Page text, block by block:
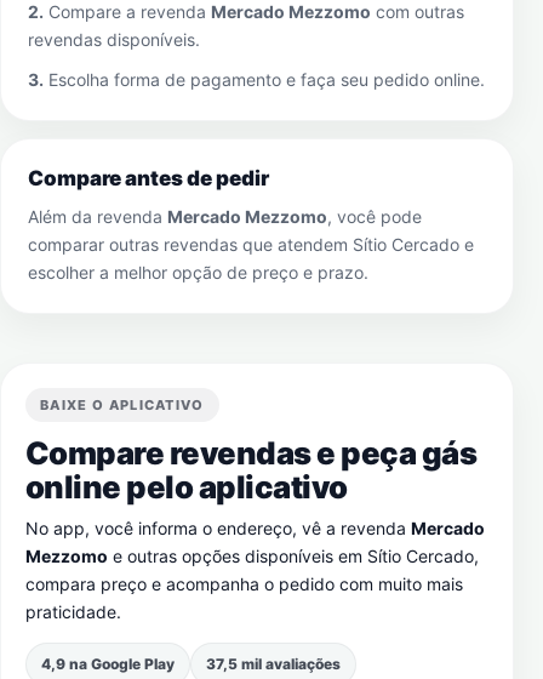
2. Compare a revenda Mercado Mezzomo com outras
revendas disponíveis.
3. Escolha forma de pagamento e faça seu pedido online.
Compare antes de pedir
Além da revenda Mercado Mezzomo, você pode
comparar outras revendas que atendem Sítio Cercado e
escolher a melhor opção de preço e prazo.
BAIXE O APLICATIVO
Compare revendas e peça gás
online pelo aplicativo
No app, você informa o endereço, vê a revenda Mercado
Mezzomo e outras opções disponíveis em Sítio Cercado,
compara preço e acompanha o pedido com muito mais
praticidade.
4,9 na Google Play 37,5 mil avaliações